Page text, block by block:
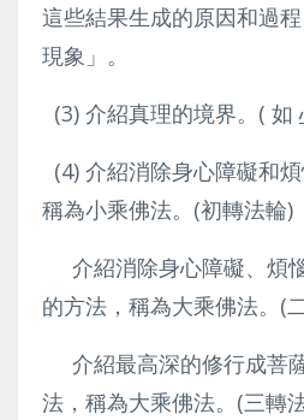
這些結果生成的原因和過
現象」。
(3) 介紹真理的境界。( 如
(4) 介紹消除身心障礙和
稱為小乘佛法。(初轉法輪)
介紹消除身心障礙、煩
的方法，稱為大乘佛法。(
介紹最高深的修行成菩
法，稱為大乘佛法。(三轉